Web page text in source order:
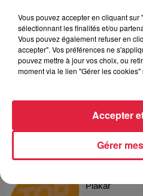
Dans la même série
Reproland
Plakar
Vous pouvez accepter en cliquant sur
sélectionnant les finalités et/ou
Vous pouvez également refuser en
accepter". Vos préférences ne
pouvez mettre à jour vos choix, ou
moment via le lien "Gérer les
Gérer
Accepter